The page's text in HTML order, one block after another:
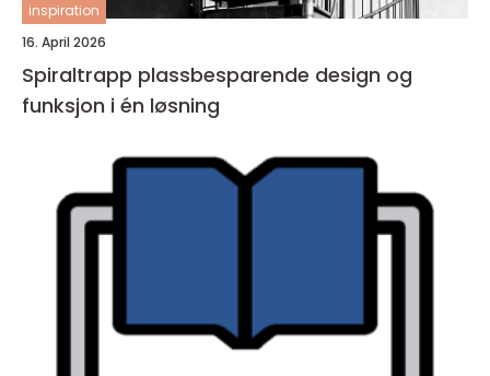
inspiration
16. April 2026
Spiraltrapp plassbesparende design og
funksjon i én løsning